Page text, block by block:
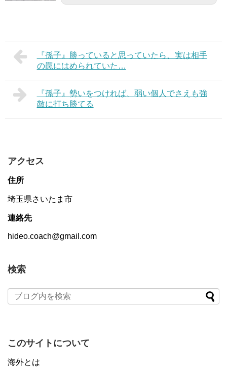
『孫子』勝っていると思っていたら、実は相手
の罠にはめられていた…
『孫子』勢いをつければ、弱い個人でさえも強
敵に打ち勝てる
アクセス
住所
埼玉県さいたま市
連絡先
hideo.coach@gmail.com
検索
このサイトについて
海外とは